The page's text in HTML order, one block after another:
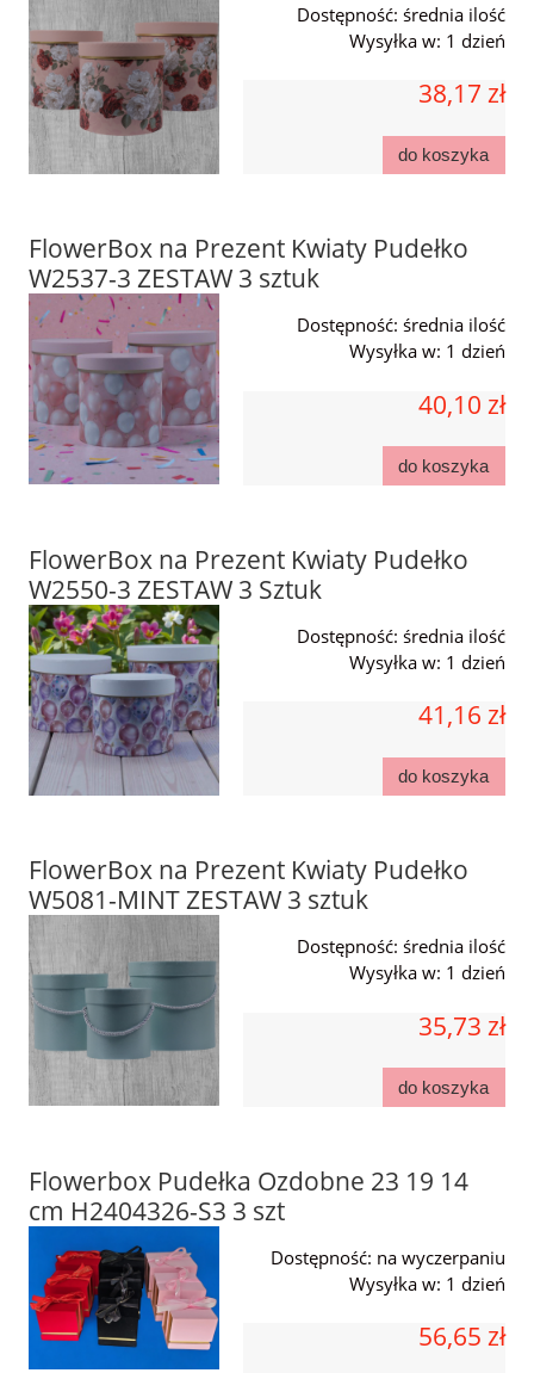
Dostępność: średnia ilość
Wysyłka w: 1 dzień
38,17 zł
do koszyka
FlowerBox na Prezent Kwiaty Pudełko
W2537-3 ZESTAW 3 sztuk
Dostępność: średnia ilość
Wysyłka w: 1 dzień
40,10 zł
do koszyka
FlowerBox na Prezent Kwiaty Pudełko
W2550-3 ZESTAW 3 Sztuk
Dostępność: średnia ilość
Wysyłka w: 1 dzień
41,16 zł
do koszyka
FlowerBox na Prezent Kwiaty Pudełko
W5081-MINT ZESTAW 3 sztuk
Dostępność: średnia ilość
Wysyłka w: 1 dzień
35,73 zł
do koszyka
Flowerbox Pudełka Ozdobne 23 19 14
cm H2404326-S3 3 szt
Dostępność: na wyczerpaniu
Wysyłka w: 1 dzień
56,65 zł